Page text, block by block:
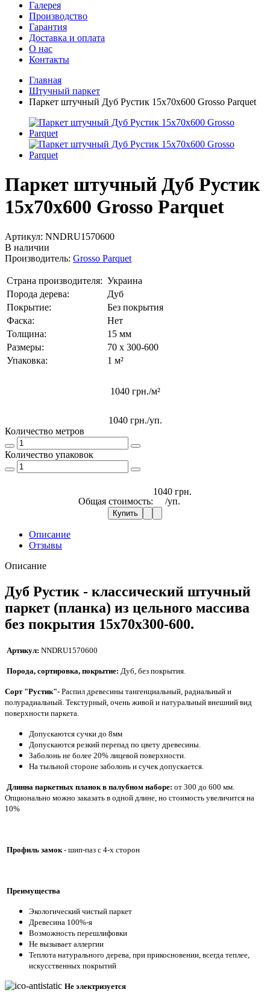
Галерея
Производство
Гарантия
Доставка и оплата
О нас
Контакты
Главная
Штучный паркет
Паркет штучный Дуб Рустик 15x70x600 Grosso Parquet
Паркет штучный Дуб Рустик
15x70x600 Grosso Parquet
Артикул: NNDRU1570600
В наличии
Производитель: Grosso Parquet
Страна производителя: Украина
Порода дерева:
Дуб
Покрытие:
Без покрытия
Фаска:
Нет
Толщина:
15 мм
Размеры:
70 х 300-600
Упаковка:
1 м²
1040 грн./м²
1040 грн./уп.
Количество метров
Количество упаковок
Общая стоимость:
1040 грн.
/уп.
Купить
Описание
Отзывы
Описание
Дуб Рустик - классический штучный
паркет (планка) из цельного массива
без покрытия 15x70x300-600.
Артикул: NNDRU1570600
Порода, сортировка, покрытие: Дуб, без покрытия.
Сорт "Рустик"- Распил древесины тангенциальный, радиальный и
полурадиальный. Текстурный, очень живой и натуральный внешний вид
поверхности паркета.
Допускаются сучки до 8мм
Допускаются резкий перепад по цвету древесины.
Заболонь не более 20% лицевой поверхности.
На тыльной стороне заболонь и сучек допускается.
Длинна паркетных планок в палубном наборе: от 300 до 600 мм.
Опционально можно заказать в одной длине, но стоимость увеличится на
10%
Профиль замок - шип-паз с 4-х сторон
Преимущества
Экологический чистый паркет
Древесина 100%-я
Возможность перешлифовки
Не вызывает аллергии
Теплота натурального дерева, при прикосновении, всегда теплее,
искусственных покрытий
Не электризуется